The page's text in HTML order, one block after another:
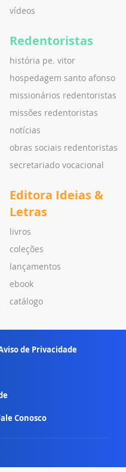
vídeos
Redentoristas
história pe. vitor
hospedagem santo afonso
missionários redentoristas
missões redentoristas
notícias
obras sociais redentoristas
secretariado vocacional
Editora Ideias &
Letras
livros
coleções
lançamentos
ebook
catálogo
de Privacidade
Conosco